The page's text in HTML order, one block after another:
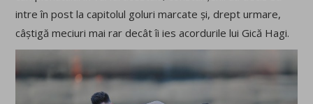
intre în post la capitolul goluri marcate și, drept urmare,
câștigă meciuri mai rar decât îi ies acordurile lui Gică Hagi.